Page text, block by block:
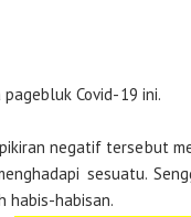
Covid-19 ini.
negatif tersebut
sesuatu.
habis-habisan.